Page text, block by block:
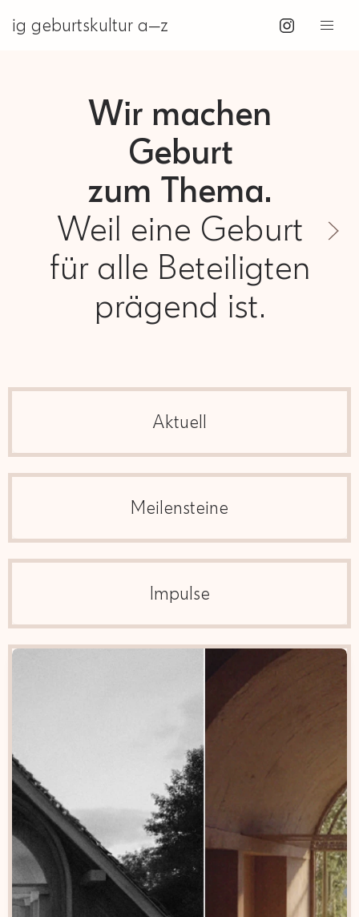
ig geburtskultur a—z
Wir machen
Geburt
zum Thema.
Weil eine Geburt
für alle Beteiligten
prägend ist.
Aktuell
Meilensteine
Impulse